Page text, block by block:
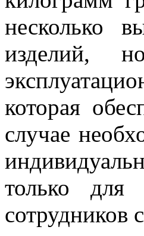
несколько
изделий,
которая
случае
только
сотрудников